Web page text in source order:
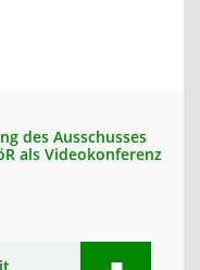
des Ausschusses
als Videokonferenz